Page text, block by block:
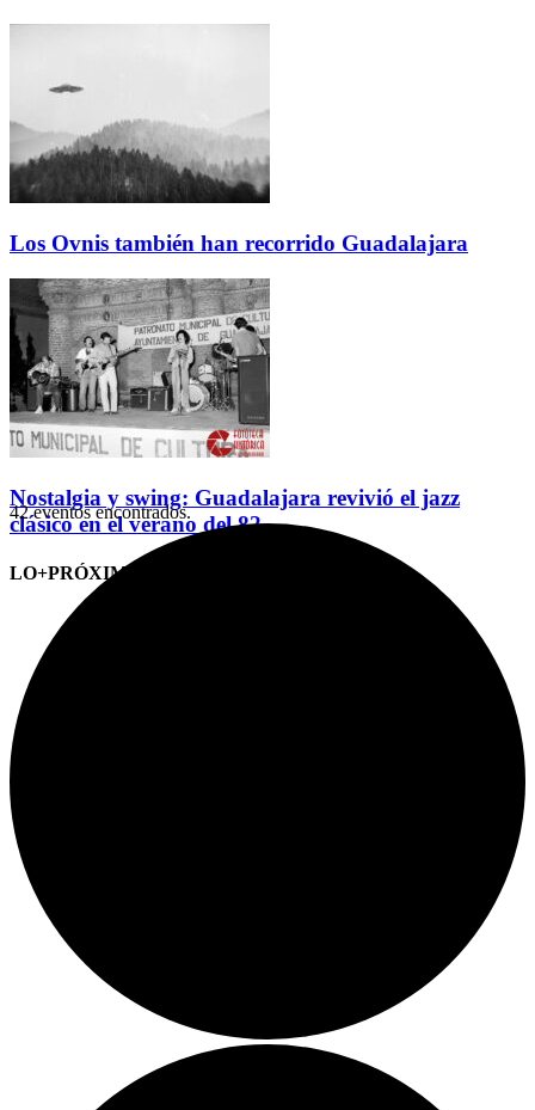
Los Ovnis también han recorrido Guadalajara
Nostalgia y swing: Guadalajara revivió el jazz
clásico en el verano del 82
LO+PRÓXIMO (CITAS)
42 eventos encontrados.